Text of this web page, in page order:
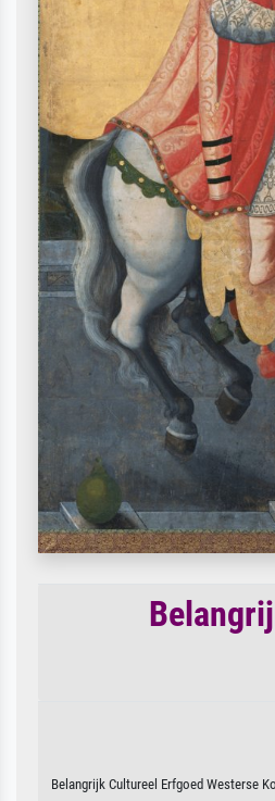
Belangrijk Cultureel Erfgoed Westerse